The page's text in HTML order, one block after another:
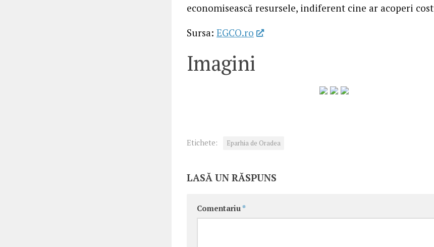
economisească resursele, indiferent cine ar acoperi
Sursa: EGCO.ro
Imagini
Etichete: Eparhia de Oradea
LASĂ UN RĂSPUNS
Comentariu *